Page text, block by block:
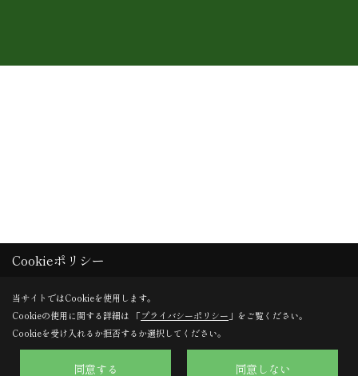
Cookieポリシー
当サイトではCookieを使用します。
Cookieの使用に関する詳細は 「プライバシーポリシー 」をご覧ください。
Cookieを受け入れるか拒否するか選択してください。
同意する 同意しない